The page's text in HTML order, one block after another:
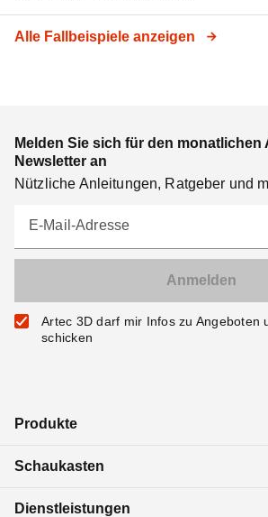
Alle Fallbeispiele anzeigen
Melden Sie sich für den monatlichen
Newsletter an
Nützliche Anleitungen, Ratgeber und
E-Mail-Adresse
Artec 3D darf mir Infos zu Angeboten
schicken
Produkte
Schaukasten
Dienstleistungen